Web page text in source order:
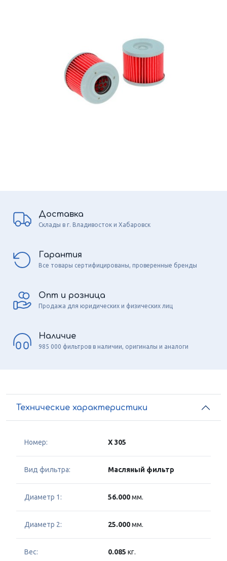
Доставка
Склады в г. Владивосток и Хабаровск
Гарантия
Все товары сертифицированы, проверенные бренды
Опт и розница
Продажа для юридических и физических лиц
Наличие
985 000 фильтров в наличии, оригиналы и аналоги
Технические характеристики
Номер: X 305
Вид фильтра: Масляный фильтр
Диаметр 1: 56.000мм.
Диаметр 2: 25.000мм.
Вес: 0.085 кг.